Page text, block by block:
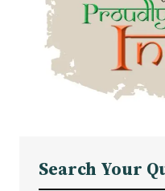
Search Your